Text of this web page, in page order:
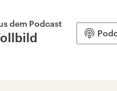
dem Podcast